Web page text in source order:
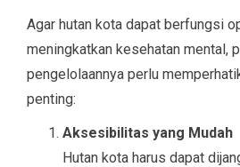
Agar hutan kota dapat berfungsi
meningkatkan kesehatan mental,
pengelolaannya perlu
penting:
Aksesibilitas yang Mudah
Hutan kota harus dapat